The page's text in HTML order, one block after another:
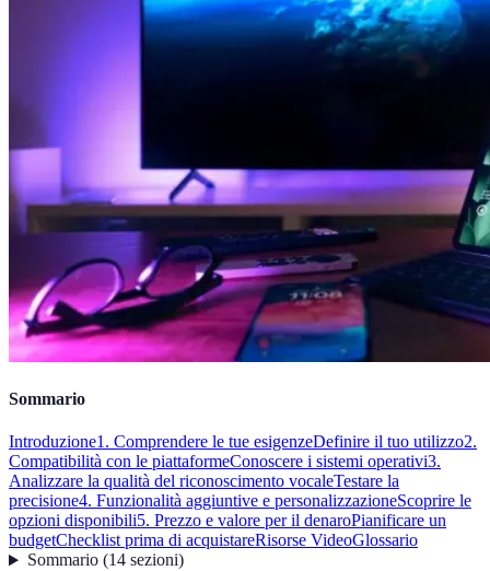
Sommario
Introduzione1. Comprendere le tue esigenzeDefinire il tuo utilizzo2.
Compatibilità con le piattaformeConoscere i sistemi operativi3.
Analizzare la qualità del riconoscimento vocaleTestare la
precisione4. Funzionalità aggiuntive e personalizzazioneScoprire le
opzioni disponibili5. Prezzo e valore per il denaroPianificare un
budgetChecklist prima di acquistareRisorse VideoGlossario
Sommario(14 sezioni)